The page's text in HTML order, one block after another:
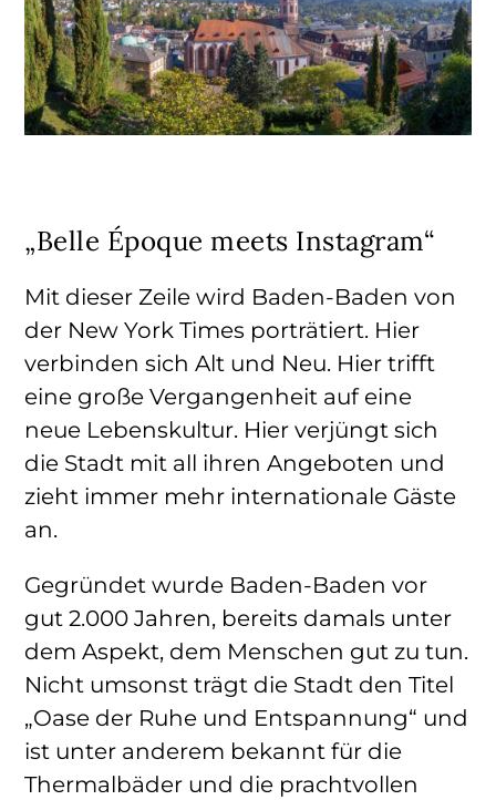
„Belle Époque meets Instagram“
Mit dieser Zeile wird Baden-Baden von
der New York Times porträtiert. Hier
verbinden sich Alt und Neu. Hier trifft
eine große Vergangenheit auf eine
neue Lebenskultur. Hier verjüngt sich
die Stadt mit all ihren Angeboten und
zieht immer mehr internationale Gäste
an.
Gegründet wurde Baden-Baden vor
gut 2.000 Jahren, bereits damals unter
dem Aspekt, dem Menschen gut zu tun.
Nicht umsonst trägt die Stadt den Titel
„Oase der Ruhe und Entspannung“ und
ist unter anderem bekannt für die
Thermalbäder und die prachtvollen